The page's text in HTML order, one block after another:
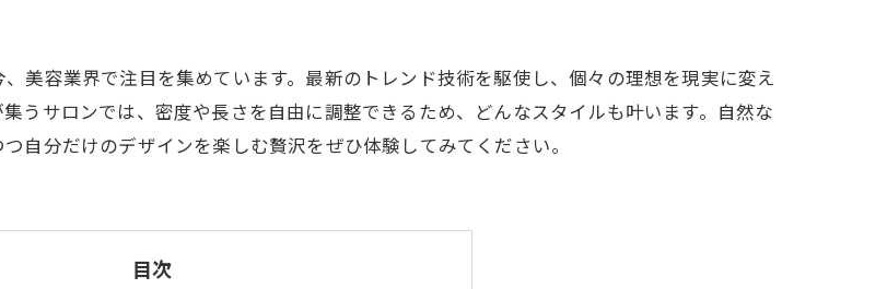
美容業界で注目を集めています。最新のトレンド技術を駆使し、個々の理想を現実に変え
うサロンでは、密度や長さを自由に調整できるため、どんなスタイルも叶います。自然な
自分だけのデザインを楽しむ贅沢をぜひ体験してみてください。
目次